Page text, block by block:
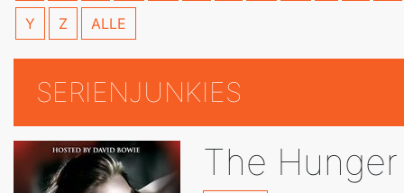
Y Z ALLE
SERIENJUNKIES
The Hunger